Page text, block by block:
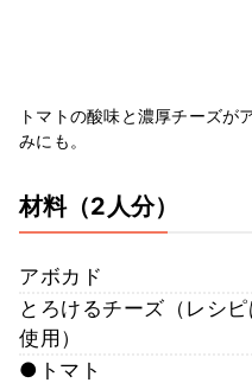
トマトの酸味と濃厚チーズが
みにも。
材料（2人分）
アボカド
とろけるチーズ（レシ
使用）
●トマト